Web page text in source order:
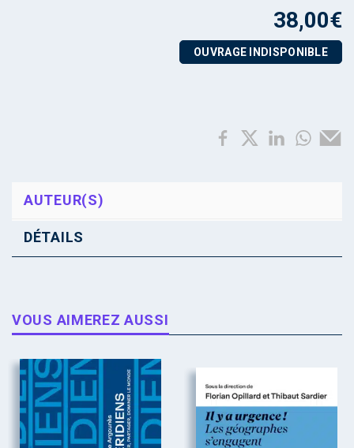
38,00€
OUVRAGE INDISPONIBLE
AUTEUR(S)
DÉTAILS
VOUS AIMEREZ AUSSI